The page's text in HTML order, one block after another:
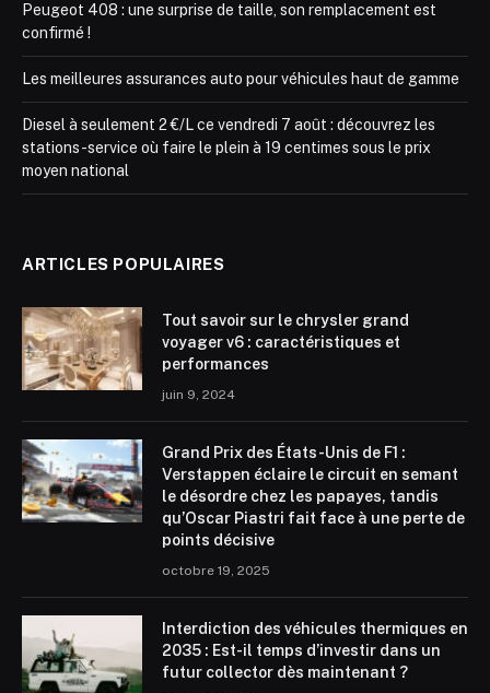
Peugeot 408 : une surprise de taille, son remplacement est
confirmé !
Les meilleures assurances auto pour véhicules haut de gamme
Diesel à seulement 2 €/L ce vendredi 7 août : découvrez les
stations-service où faire le plein à 19 centimes sous le prix
moyen national
ARTICLES POPULAIRES
Tout savoir sur le chrysler grand
voyager v6 : caractéristiques et
performances
juin 9, 2024
Grand Prix des États-Unis de F1 :
Verstappen éclaire le circuit en semant
le désordre chez les papayes, tandis
qu’Oscar Piastri fait face à une perte de
points décisive
octobre 19, 2025
Interdiction des véhicules thermiques en
2035 : Est-il temps d’investir dans un
futur collector dès maintenant ?